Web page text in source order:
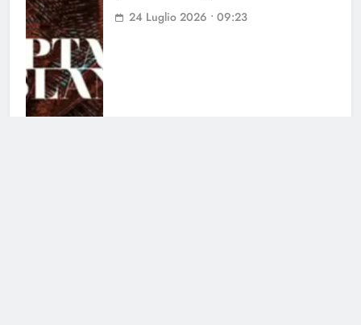
24 Luglio 2026 • 09:23